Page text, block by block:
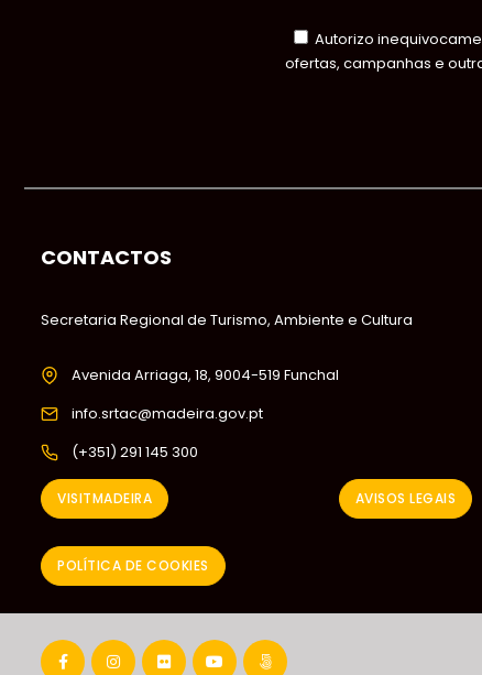
Autorizo
ofertas, campanhas e
CONTACTOS
Secretaria Regional de Turismo, Ambiente e Cultura
Avenida Arriaga, 18, 9004-519 Funchal
info.srtac@madeira.gov.pt
(+351) 291 145 300
VISITMADEIRA AVISOS LEGAIS
POLÍTICA DE COOKIES